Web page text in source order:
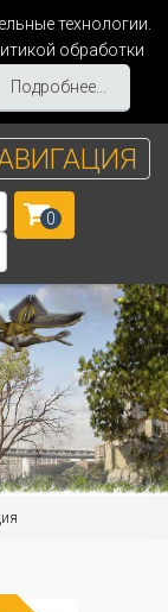
технологии.
обработки
Подробнее...
0